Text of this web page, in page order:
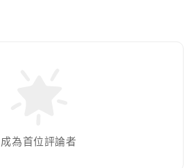
成為首位評論者